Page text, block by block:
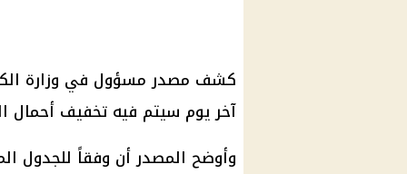
كشف مصدر مسؤول في وزارة
آخر يوم سيتم فيه تخفيف أحمال الكهرباء لمدة
وأوضح المصدر أن وفقاً للجدول